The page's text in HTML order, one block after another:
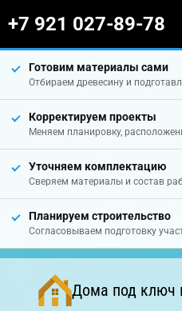
+7 921 027-89-78
Готовим материалы сами
Отбираем древесину и
Корректируем проекты
Меняем планировку,
Уточняем комплектацию
Сверяем материалы и состав
Планируем строительство
Согласовываем подготовку
Дома под ключ